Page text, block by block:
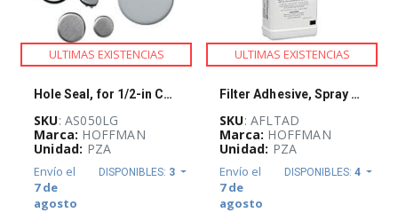
SEGURIDAD
FÍSICA
122)
FUSIBLES,
PORTAFUSIBLES
SOPORTES
)
ULTIMAS EXISTENCIAS
Hole Seal, for 1/2-in Conduit
SKU: AS050LG
Marca: HOFFMAN
Unidad: PZA
Envío el
7 de
agosto
DISPONIBLES: 3
ULTIMAS EXISTENCIAS
Filter Adhesive, Spray Bottle
SKU: AFLTAD
Marca: HOFFMAN
Unidad: PZA
Envío el
7 de
agosto
DISPONIBLES: 4